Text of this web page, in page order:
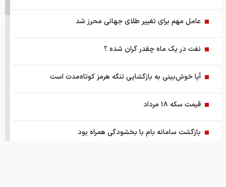
عامل مهم برای تغییر طلای جهانی محرز شد
نفت در یک ماه چقدر گران شده ؟
آیا خوش‌بینی به بازگشایی تنگه هرمز کوتاه‌مدت است
قیمت سکه ۱۸ مرداد
بازگشت سامانه بام با بخشودگی همراه بود